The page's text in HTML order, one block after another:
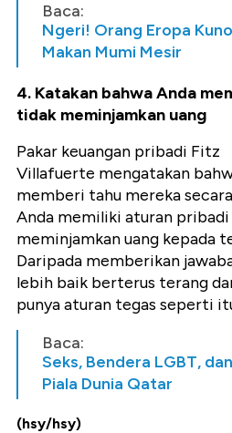
Baca:
Ngeri! Orang Eropa
Makan Mumi Mesir
4. Katakan bahwa Anda
tidak meminjamkan uang
Pakar keuangan pribadi Fitz
Villafuerte mengatakan
memberi tahu mereka
Anda memiliki aturan
meminjamkan uang kepada
Daripada memberikan
lebih baik berterus terang
punya aturan tegas seperti
Baca:
Seks, Bendera LGBT,
Piala Dunia Qatar
(hsy/hsy)